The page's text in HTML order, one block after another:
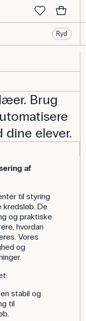
Ryd
Brug
dine elever.
af
til styring
kredsløb. De
og praktiske
hvordan
Vores
og
stabil og
til